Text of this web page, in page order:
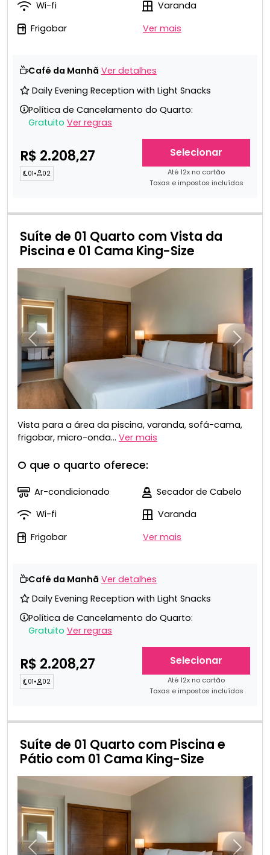
Wi-fi
Varanda
Frigobar
Ver mais
Café da Manhã Ver detalhes
Daily Evening Reception with Light Snacks
Política de Cancelamento do Quarto:
Gratuito Ver regras
R$ 2.208,27
01• 02
Selecionar
Até 12x no cartão
Taxas e impostos incluídos
Suíte de 01 Quarto com Vista da
Piscina e 01 Cama King-Size
Anterior
Vista para a área da piscina, varanda, sofá-cama,
frigobar, micro-onda... Ver mais
O que o quarto oferece:
Ar-condicionado
Secador de Cabelo
Wi-fi
Varanda
Frigobar
Ver mais
Café da Manhã Ver detalhes
Daily Evening Reception with Light Snacks
Política de Cancelamento do Quarto:
Gratuito Ver regras
R$ 2.208,27
01• 02
Selecionar
Até 12x no cartão
Taxas e impostos incluídos
Suíte de 01 Quarto com Piscina e
Pátio com 01 Cama King-Size
Anterior